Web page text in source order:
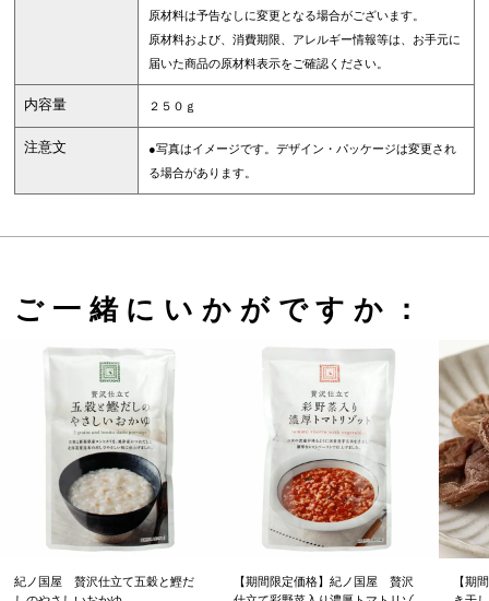
原材料は予告なしに変更となる場合がございます。
原材料および、消費期限、アレルギー情報等は、お手元に
届いた商品の原材料表示をご確認ください。
内容量 ２５０ｇ
注意文
●写真はイメージです。デザイン・パッケージは変更され
る場合があります。
ご一緒にいかがですか：
紀ノ国屋 贅沢仕立て五穀と鰹だ
【期間限定価格】紀ノ国屋 贅沢
【期